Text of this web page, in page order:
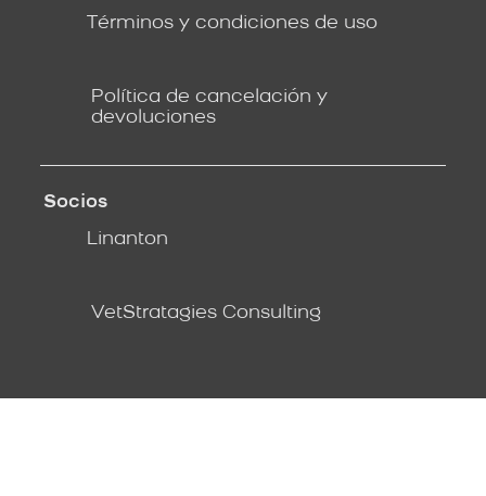
Términos y condiciones de uso
Política de cancelación y
devoluciones
Socios
Linanton
VetStratagies Consulting